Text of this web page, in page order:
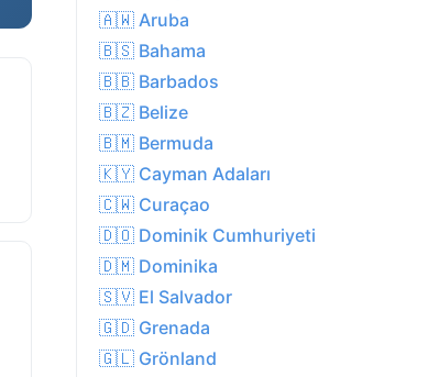
🇦🇼 Aruba
🇧🇸 Bahama
🇧🇧 Barbados
🇧🇿 Belize
🇧🇲 Bermuda
🇰🇾 Cayman Adaları
🇨🇼 Curaçao
🇩🇴 Dominik Cumhuriyeti
🇩🇲 Dominika
🇸🇻 El Salvador
🇬🇩 Grenada
🇬🇱 Grönland